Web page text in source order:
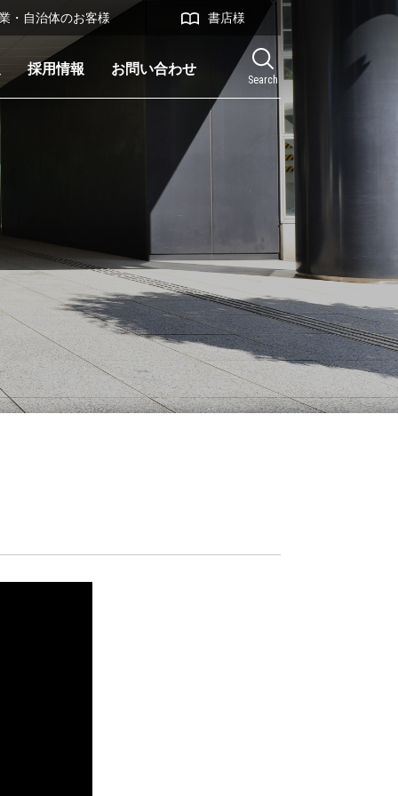
Search
採用情報 お問い合わせ
・自治体のお客様 書店様